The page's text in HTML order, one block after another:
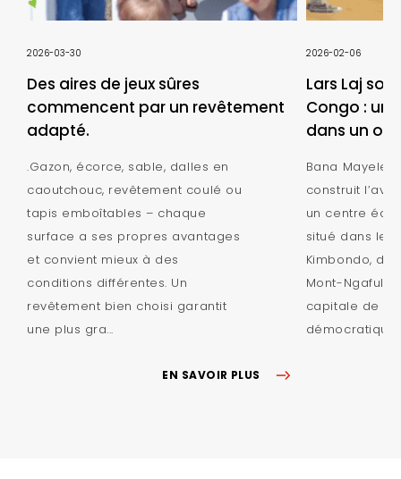
2026-03-30
Des aires de jeux sûres
commencent par un revêtement
adapté.
.Gazon, écorce, sable, dalles en
caoutchouc, revêtement coulé ou
tapis emboîtables – chaque
surface a ses propres avantages
et convient mieux à des
conditions différentes. Un
revêtement bien choisi garantit
une plus gra...
EN SAVOIR PLUS
2026-02-06
Lars Laj
Congo :
dans un
Bana Mayele
construit
un centre
situé dans le
Kimbondo,
Mont-Ngafula
capitale de la
démocratique